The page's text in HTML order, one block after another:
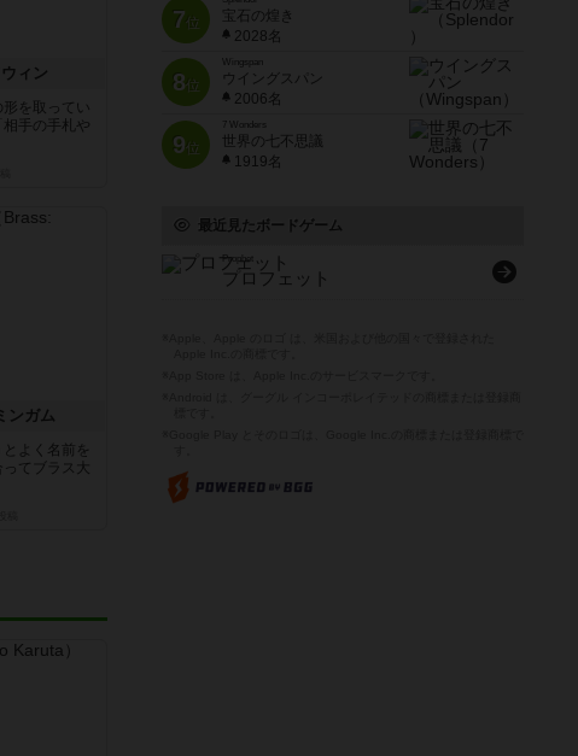
ィン
形を取ってい
手の手札や
ンガム
とよく名前を
てブラス大
7位
宝石の煌き
2028名
8位
Wingspan
ウイングスパン
2006名
9位
7 Wonders
世界の七不思議
1919名
最近見たボードゲーム
Prophet
プロフェット